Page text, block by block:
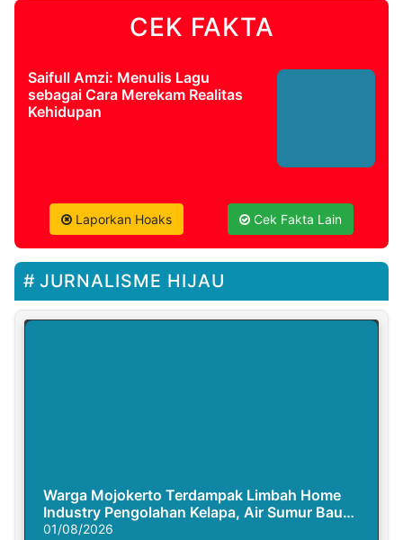
CEK FAKTA
Saifull Amzi: Menulis Lagu
sebagai Cara Merekam Realitas
Kehidupan
Laporkan Hoaks Cek Fakta Lain
JURNALISME HIJAU
Warga Mojokerto Terdampak Limbah Home
Industry Pengolahan Kelapa, Air Sumur Bau
Busuk
01/08/2026